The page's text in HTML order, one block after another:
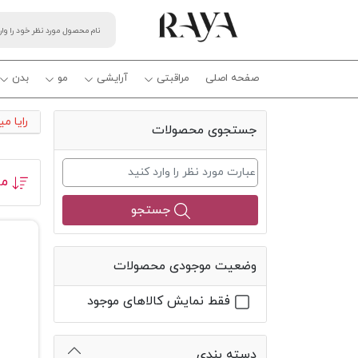
صفحه اصلی مراقبتی آرایشی مو بدن
رایا جستجوی محصولات
جستجو
وضعیت موجودی محصولات
فقط نمایش کالاهای موجود